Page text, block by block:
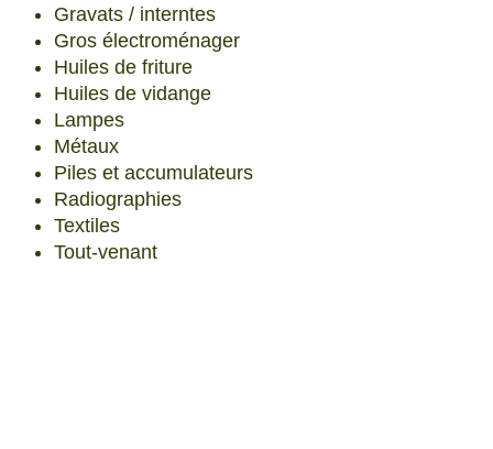
Gravats / interntes
Gros électroménager
Huiles de friture
Huiles de vidange
Lampes
Métaux
Piles et accumulateurs
Radiographies
Textiles
Tout-venant